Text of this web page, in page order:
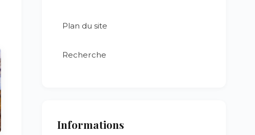
Plan du site
Recherche
Informations